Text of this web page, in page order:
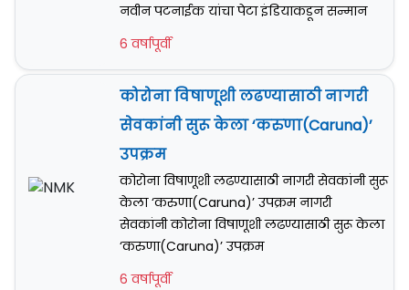
नवीन पटनाईक यांचा पेटा इंडियाकडून सन्मान
6 वर्षापूर्वी
कोरोना विषाणूशी लढण्यासाठी नागरी
सेवकांनी सुरू केला ‘करुणा(Caruna)’
उपक्रम
कोरोना विषाणूशी लढण्यासाठी नागरी सेवकांनी सुरू
केला ‘करुणा(Caruna)’ उपक्रम नागरी
सेवकांनी कोरोना विषाणूशी लढण्यासाठी सुरू केला
‘करुणा(Caruna)’ उपक्रम
6 वर्षापूर्वी